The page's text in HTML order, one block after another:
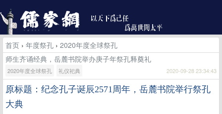
首页 › 年度祭孔 › 2020年度全球祭孔
师生齐诵经典，岳麓书院举办庚子年祭孔释奠礼
2020年度全球祭孔 礼仪祀典 2020-09-28 23:34:43
原标题：纪念孔子诞辰2571周年，岳麓书院举行祭孔
大典